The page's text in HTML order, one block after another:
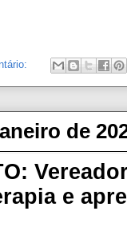
de
e